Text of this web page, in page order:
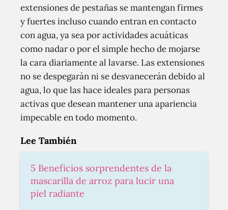
extensiones de pestañas se mantengan firmes
y fuertes incluso cuando entran en contacto
con agua, ya sea por actividades acuáticas
como nadar o por el simple hecho de mojarse
la cara diariamente al lavarse. Las extensiones
no se despegarán ni se desvanecerán debido al
agua, lo que las hace ideales para personas
activas que desean mantener una apariencia
impecable en todo momento.
Lee También
5 Beneficios sorprendentes de la
mascarilla de arroz para lucir una
piel radiante